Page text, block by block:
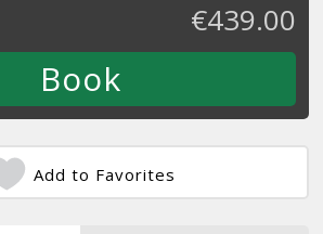
€439.00
Add to Favorites